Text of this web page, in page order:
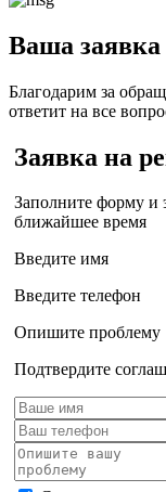
Ваша заявка
Благодарим за
ответит на все
Заявка на
Заполните форму и
ближайшее время
Введите имя
Введите телефон
Опишите проблему
Подтвердите